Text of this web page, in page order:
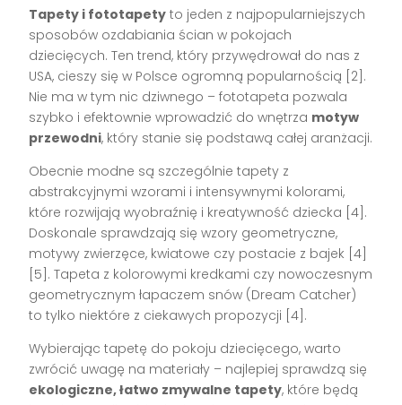
Tapety i fototapety to jeden z najpopularniejszych
sposobów ozdabiania ścian w pokojach
dziecięcych. Ten trend, który przywędrował do nas z
USA, cieszy się w Polsce ogromną popularnością [2].
Nie ma w tym nic dziwnego – fototapeta pozwala
szybko i efektownie wprowadzić do wnętrza motyw
przewodni, który stanie się podstawą całej aranżacji.
Obecnie modne są szczególnie tapety z
abstrakcyjnymi wzorami i intensywnymi kolorami,
które rozwijają wyobraźnię i kreatywność dziecka [4].
Doskonale sprawdzają się wzory geometryczne,
motywy zwierzęce, kwiatowe czy postacie z bajek [4]
[5]. Tapeta z kolorowymi kredkami czy nowoczesnym
geometrycznym łapaczem snów (Dream Catcher)
to tylko niektóre z ciekawych propozycji [4].
Wybierając tapetę do pokoju dziecięcego, warto
zwrócić uwagę na materiały – najlepiej sprawdzą się
ekologiczne, łatwo zmywalne tapety, które będą